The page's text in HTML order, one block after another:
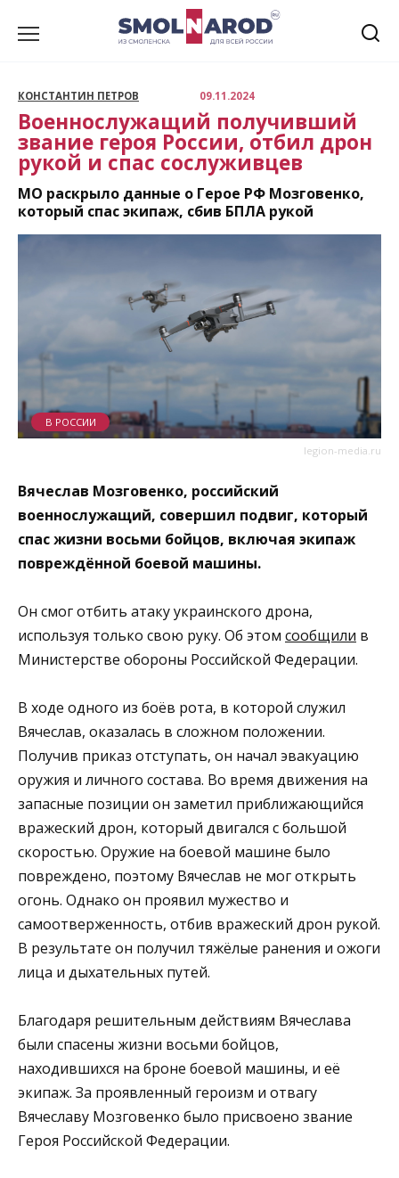
КОНСТАНТИН ПЕТРОВ 09.11.2024
Военнослужащий получивший
звание героя России, отбил дрон
рукой и спас сослуживцев
МО раскрыло данные о Герое РФ Мозговенко,
который спас экипаж, сбив БПЛА рукой
legion-media.ru
В РОССИИ
Вячеслав Мозговенко, российский
военнослужащий, совершил подвиг, который
спас жизни восьми бойцов, включая экипаж
повреждённой боевой машины.
Он смог отбить атаку украинского дрона,
используя только свою руку. Об этом сообщили в
Министерстве обороны Российской Федерации.
В ходе одного из боёв рота, в которой служил
Вячеслав, оказалась в сложном положении.
Получив приказ отступать, он начал эвакуацию
оружия и личного состава. Во время движения на
запасные позиции он заметил приближающийся
вражеский дрон, который двигался с большой
скоростью. Оружие на боевой машине было
повреждено, поэтому Вячеслав не мог открыть
огонь. Однако он проявил мужество и
самоотверженность, отбив вражеский дрон рукой.
В результате он получил тяжёлые ранения и ожоги
лица и дыхательных путей.
Благодаря решительным действиям Вячеслава
были спасены жизни восьми бойцов,
находившихся на броне боевой машины, и её
экипаж. За проявленный героизм и отвагу
Вячеславу Мозговенко было присвоено звание
Героя Российской Федерации.